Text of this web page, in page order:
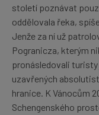
století poznávat
oddělovala řeka,
Jenže za ní už
Pogranicza, kterým
pronásledovali
uzavřených
hranice. K Vánocům
Schengenského